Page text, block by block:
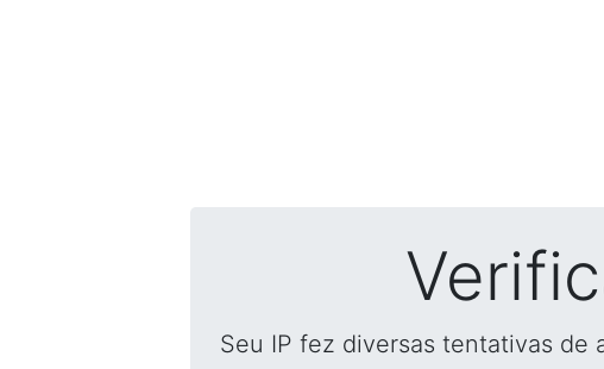
Seu IP fez diversas tentativas de